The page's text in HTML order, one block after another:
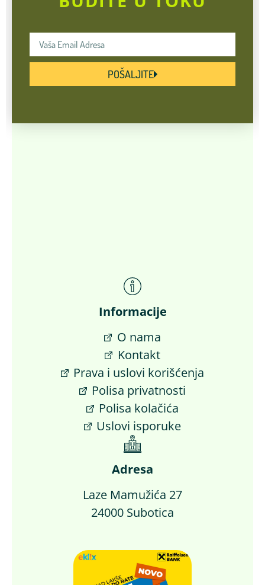
POŠALJITE
Informacije
O nama
Kontakt
Prava i uslovi korišćenja
Polisa privatnosti
Polisa kolačića
Uslovi isporuke
Adresa
Laze Mamužića 27
24000 Subotica